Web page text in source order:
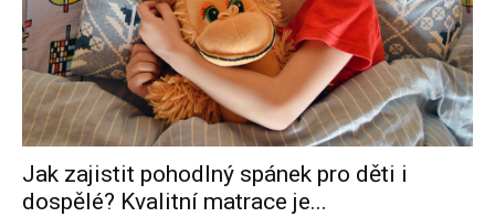
Jak zajistit pohodlný spánek pro děti i
dospělé? Kvalitní matrace je...